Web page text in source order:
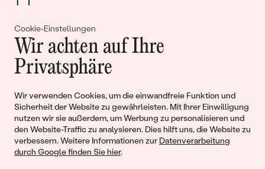
Cookie-Einstellungen
Wir achten auf Ihre
Privatsphäre
Wir verwenden Cookies, um die einwandfreie Funktion und
Sicherheit der Website zu gewährleisten. Mit Ihrer Einwilligung
nutzen wir sie außerdem, um Werbung zu personalisieren und
den Website-Traffic zu analysieren. Dies hilft uns, die Website zu
verbessern. Weitere Informationen zur Datenverarbeitung
durch Google finden Sie hier.
Gemeinsam erschaffen wir
Geschichten von Schönheit und
Liebe
Begleiten Sie uns!